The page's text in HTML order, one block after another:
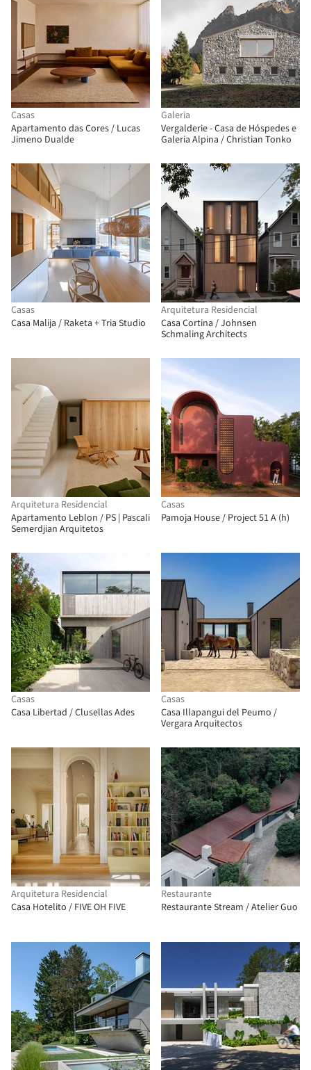
Casas
Apartamento das Cores / Lucas
Jimeno Dualde
Galeria
Vergalderie - Casa de Hóspedes e
Galeria Alpina / Christian Tonko
Casas
Casa Malija / Raketa + Tria Studio
Arquitetura Residencial
Casa Cortina / Johnsen
Schmaling Architects
Arquitetura Residencial
Apartamento Leblon / PS | Pascali
Semerdjian Arquitetos
Casas
Pamoja House / Project 51 A (h)
Casas
Casa Libertad / Clusellas Ades
Casas
Casa Illapangui del Peumo /
Vergara Arquitectos
Arquitetura Residencial
Casa Hotelito / FIVE OH FIVE
Restaurante
Restaurante Stream / Atelier Guo